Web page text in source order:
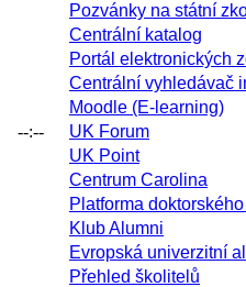
--:--
Pozvánky na státní
Centrální katalog
Portál elektronických
Centrální vyhledávač
Moodle (E-learning)
UK Forum
UK Point
Centrum Carolina
Platforma
Klub Alumni
Evropská univerzitní
Přehled školitelů